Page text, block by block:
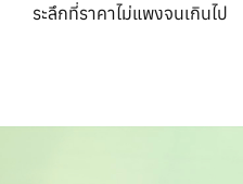
ระลึกที่ราคาไม่แพงจนเกินไป